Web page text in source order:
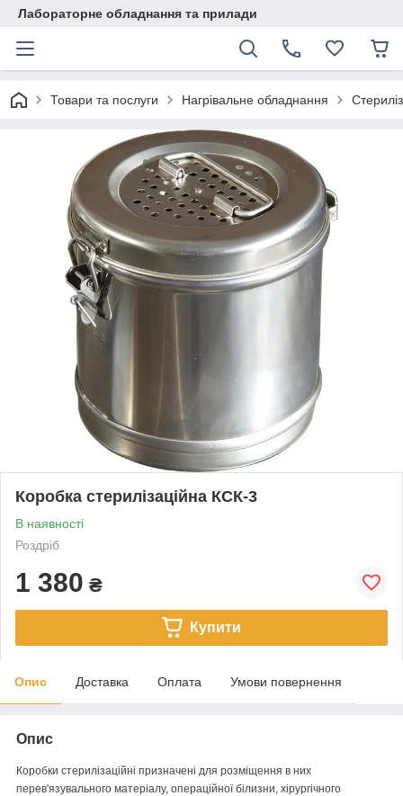
Лабораторне обладнання та прилади
Товари та послуги Нагрівальне обладнання
Коробка стерилізаційна КСК-3
В наявності
Роздріб
1 380 ₴
Купити
Опис Доставка Оплата Умови повернення
Опис
Коробки стерилізаційні призначені для розміщення в них
перев'язувального матеріалу, операційної білизни, хірургічного